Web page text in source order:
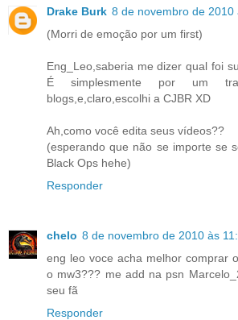
Drake Burk 8 de novembro de 2010
(Morri de emoção por um first)
Eng_Leo,saberia me dizer qual foi
É simplesmente por um
blogs,e,claro,escolhi a CJBR XD
Ah,como você edita seus vídeos??
(esperando que não se importe se
Black Ops hehe)
Responder
chelo 8 de novembro de 2010 às
eng leo voce acha melhor comprar
o mw3??? me add na psn
seu fã
Responder